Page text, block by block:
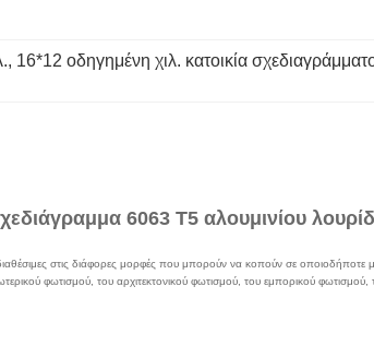
, 16*12 οδηγημένη χιλ. κατοικία
6063 T5 αλουμινίου
στις διάφορες μορφές που μπορούν να κοπούν σε
φωτισμού, του αρχιτεκτονικού φωτισμού, του εμπορικού φωτισμού,